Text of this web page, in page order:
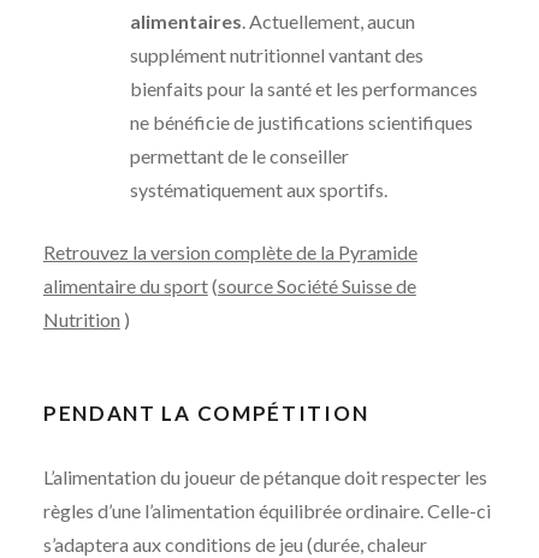
alimentaires . Actuellement, aucun
supplément nutritionnel vantant des
bienfaits pour la santé et les performances
ne bénéficie de justifications scientifiques
permettant de le conseiller
systématiquement aux sportifs.
Retrouvez la version complète de la Pyramide
alimentaire du sport(source Société Suisse de
Nutrition )
PENDANT LA COMPÉTITION
L’alimentation du joueur de pétanque doit respecter les
règles d’une l’alimentation équilibrée ordinaire. Celle-ci
s’adaptera aux conditions de jeu (durée, chaleur